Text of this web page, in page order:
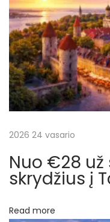
į
r
a
š
ų
l
i
š
R
y
g
o
e
x
p
4
4
u
2026 24 vasario
Nuo €28
skrydžius į
Read more